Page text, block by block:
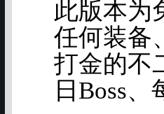
此版本为
任何装备
打金的不
日Boss